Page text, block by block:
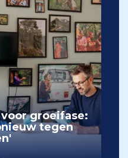
groeifase:
tegen